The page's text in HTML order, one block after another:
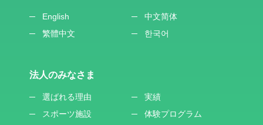
English
中文简体
繁體中文
한국어
法人のみなさま
選ばれる理由
実績
スポーツ施設
体験プログラム